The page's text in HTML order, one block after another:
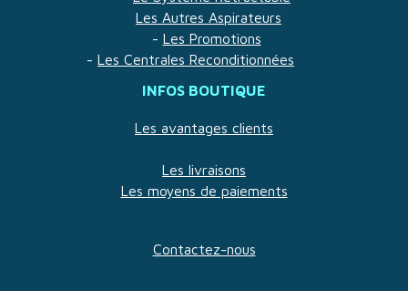
Les Autres Aspirateurs
- Les Promotions
- Les Centrales Reconditionnées
INFOS BOUTIQUE
Les avantages clients
Les livraisons
Les moyens de paiements
Contactez-nous